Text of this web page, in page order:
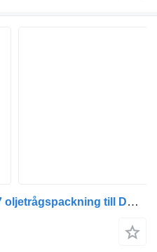
DAF XF105 (01.05-) 0963127 oljetrågspackning till DAF XF95, XF105 (2001-2014) dragbil